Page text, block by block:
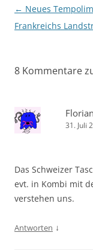
Beitragsnavigation
← Neues
Frankreichs
8 Kommentare
Florian
31. Juli
Das Schweizer
evt. in Kombi mit
verstehen uns.
Antworten ↓